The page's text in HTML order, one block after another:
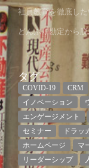
社員教育を徹底し
どんぶり勘定から
タグ
COVID-19 CRM
イノベーション
エンゲージメント
セミナー
ドラッ
ホームページ
マ
リーダーシップ